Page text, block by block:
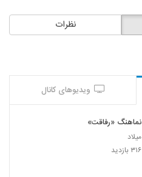
نظرات
ویدیوهای کانال
نماهنگ «رفاقت»
میلاد
۳۱۶ بازدید